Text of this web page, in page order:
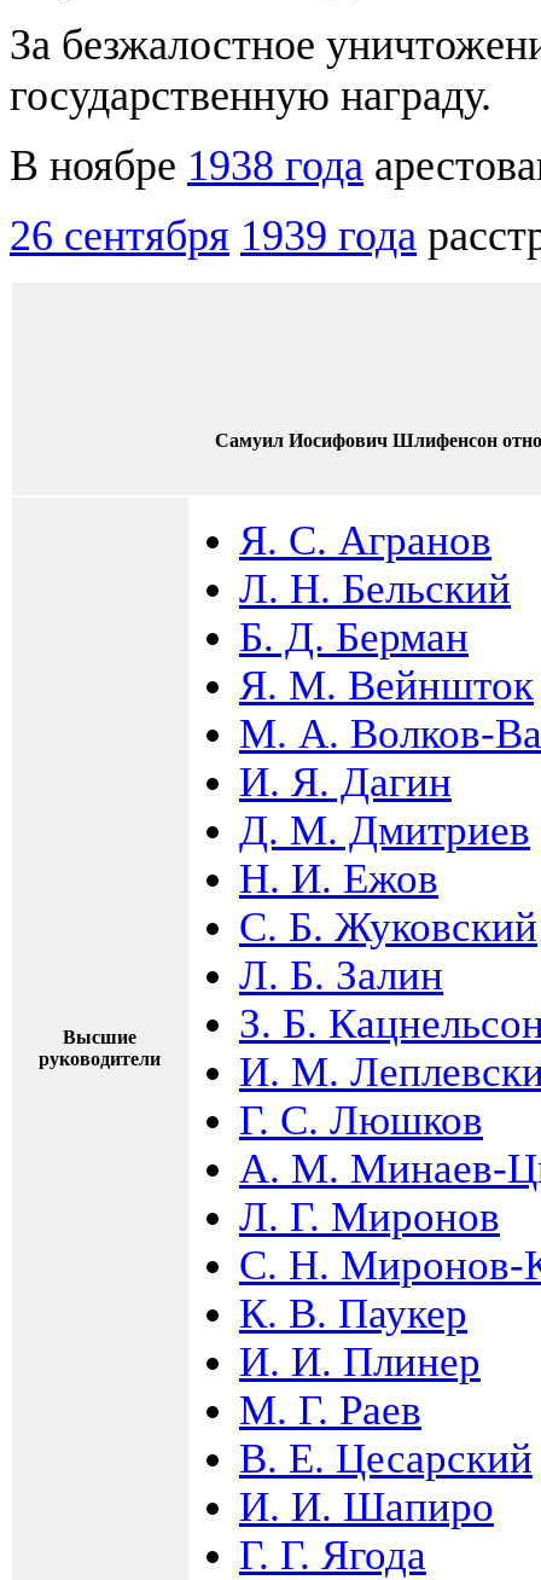
За безжалостное
государственную награду.
В ноябре 1938 года
26 сентября 1939 года
Самуил Иосифович Шлифенсон
Высшие
руководители
Я. С. Агранов
Л. Н. Бельский
Б. Д. Берман
Я. М. Вейншток
М. А. Волков-
И. Я. Дагин
Д. М. Дмитриев
Н. И. Ежов
С. Б. Жуковский
Л. Б. Залин
З. Б.
И. М.
Г. С. Люшков
А. М. Минаев-
Л. Г. Миронов
С. Н. Миронов-
К. В. Паукер
И. И. Плинер
М. Г. Раев
В. Е. Цесарский
И. И. Шапиро
Г. Г. Ягода